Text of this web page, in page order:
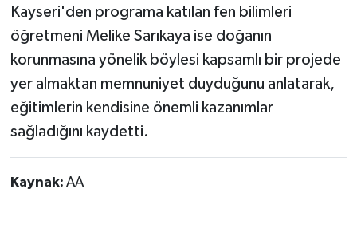
Kayseri'den programa katılan fen bilimleri
öğretmeni Melike Sarıkaya ise doğanın
korunmasına yönelik böylesi kapsamlı bir projede
yer almaktan memnuniyet duyduğunu anlatarak,
eğitimlerin kendisine önemli kazanımlar
sağladığını kaydetti.
Kaynak: AA